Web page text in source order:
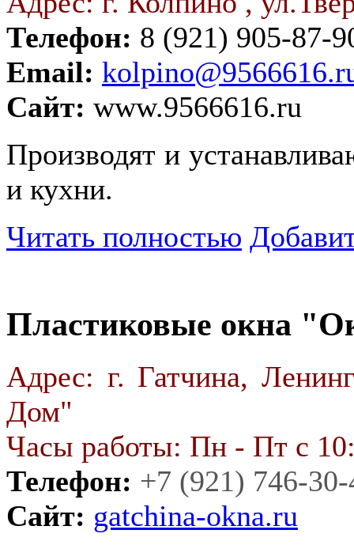
Телефон: 8 (921) 905-87-
Email:
Сайт: www.9566616.ru
Производят и
и кухни.
Читать полностью
Пластиковые окна
Адрес: г. Гатчина,
Дом"
Часы работы: Пн - Пт с
Телефон: +7 (921) 746-
Сайт: gatchina-okna.ru